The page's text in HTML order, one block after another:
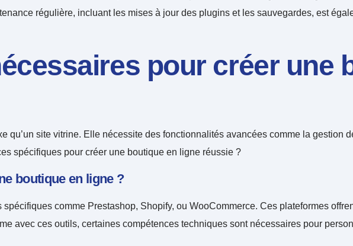
régulière, incluant les mises à jour des plugins et les sauvegardes, est
pour créer une
qu’un site vitrine. Elle nécessite des fonctionnalités avancées comme la gestion
spécifiques pour créer une boutique en ligne réussie ?
boutique en ligne ?
comme Prestashop, Shopify, ou WooCommerce. Ces plateformes
avec ces outils, certaines compétences techniques sont nécessaires pour